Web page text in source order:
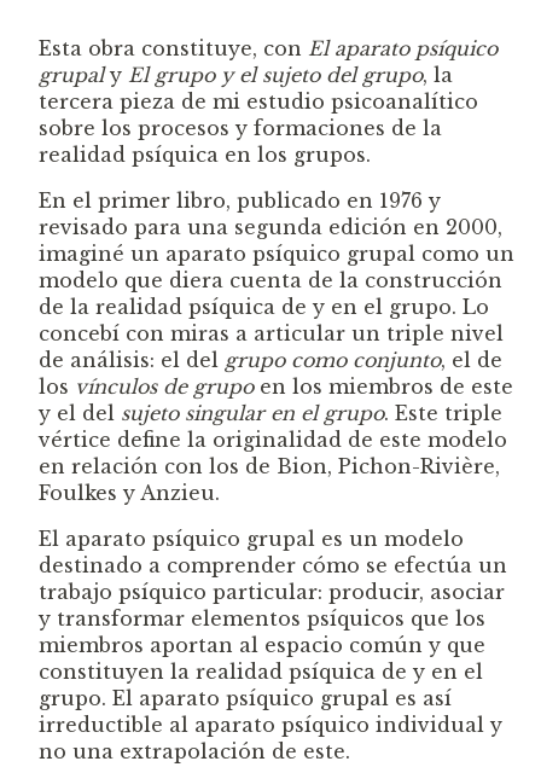
Esta obra constituye, con El aparato psíquico
grupaly El grupo y el sujeto del grupo, la
tercera pieza de mi estudio psicoanalítico
sobre los procesos y formaciones de la
realidad psíquica en los grupos.
En el primer libro, publicado en 1976 y
revisado para una segunda edición en 2000,
imaginé un aparato psíquico grupal como un
modelo que diera cuenta de la construcción
de la realidad psíquica de y en el grupo. Lo
concebí con miras a articular un triple nivel
de análisis: el del grupo como conjunto, el de
los vínculos de grupoen los miembros de este
y el del sujeto singular en el grupo. Este triple
vértice define la originalidad de este modelo
en relación con los de Bion, Pichon-Rivière,
Foulkes y Anzieu.
El aparato psíquico grupal es un modelo
destinado a comprender cómo se efectúa un
trabajo psíquico particular: producir, asociar
y transformar elementos psíquicos que los
miembros aportan al espacio común y que
constituyen la realidad psíquica de y en el
grupo. El aparato psíquico grupal es así
irreductible al aparato psíquico individual y
no una extrapolación de este.